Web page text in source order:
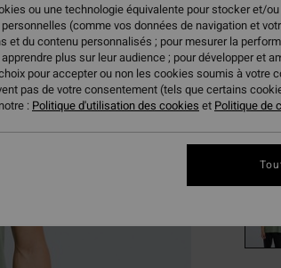
ou une technologie équivalente pour stocker et/
(comme vos données de navigation et
et du contenu personnalisés ; pour mesurer la
plus sur leur audience ; pour développer et
pour accepter ou non les cookies soumis à votre
pas de votre consentement (tels que certains
: Politique d'utilisation des cookies et Politique de